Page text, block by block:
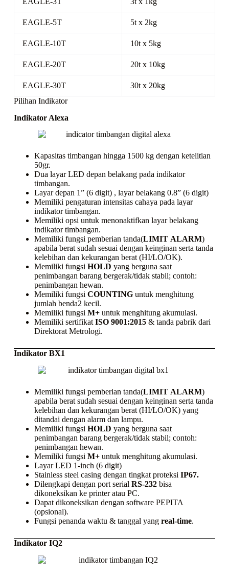
EAGLE-5T 5t x 2kg
EAGLE-10T 10t x 5kg
EAGLE-20T 20t x 10kg
EAGLE-30T
30t x 20kg
Pilihan Indikator
Indikator Alexa
Kapasitas timbangan hingga 1500 kg dengan ketelitian
50gr.
Dua layar LED depan belakang pada indikator
timbangan.
Layar depan 1” (6 digit) , layar belakang 0.8” (6 digit)
Memiliki pengaturan intensitas cahaya pada layar
indikator timbangan.
Memiliki opsi untuk menonaktifkan layar belakang
indikator timbangan.
Memiliki fungsi pemberian tanda(LIMIT ALARM)
apabila berat sudah sesuai dengan keinginan serta tanda
kelebihan dan kekurangan berat (HI/LO/OK).
Memiliki fungsi HOLD yang berguna saat
penimbangan barang bergerak/tidak stabil; contoh:
penimbangan hewan.
Memiliki fungsi COUNTING untuk menghitung
jumlah benda2 kecil.
Memiliki fungsi M+ untuk menghitung akumulasi.
Memiliki sertifikat ISO 9001:2015& tanda pabrik dari
Direktorat Metrologi.
Indikator BX1
Memiliki fungsi pemberian tanda(LIMIT ALARM)
apabila berat sudah sesuai dengan keinginan serta tanda
kelebihan dan kekurangan berat (HI/LO/OK) yang
ditandai dengan alarm dan lampu.
Memiliki fungsi HOLD yang berguna saat
penimbangan barang bergerak/tidak stabil; contoh:
penimbangan hewan.
Memiliki fungsi M+ untuk menghitung akumulasi.
Layar LED 1-inch (6 digit)
Stainless steel casing dengan tingkat proteksi IP67.
Dilengkapi dengan port serial RS-232bisa
dikoneksikan ke printeratau PC.
Dapat dikoneksikan dengan software PEPITA
(opsional).
Fungsi penanda waktu & tanggal yang real-time.
Indikator IQ2